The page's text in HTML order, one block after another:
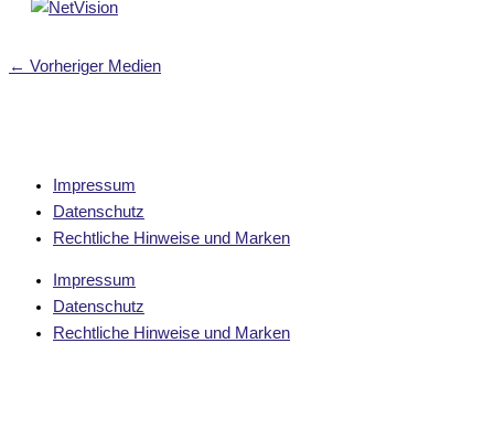
← Vorheriger Medien
Impressum
Datenschutz
Rechtliche Hinweise und Marken
Impressum
Datenschutz
Rechtliche Hinweise und Marken